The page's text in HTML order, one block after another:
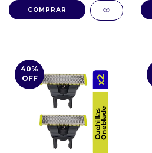
40%
OFF